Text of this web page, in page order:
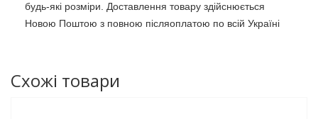
будь-які розміри. Доставлення товару здійснюється
Новою Поштою з повною післяоплатою по всій Україні
Схожі товари